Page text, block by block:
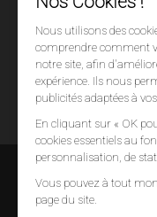
Nous utilisons des
comprendre comment
notre site, afin
expérience. Ils nous
publicités adaptées à
En cliquant sur « OK
cookies essentiels au
personnalisation, de
Vous pouvez à tout
page du site.